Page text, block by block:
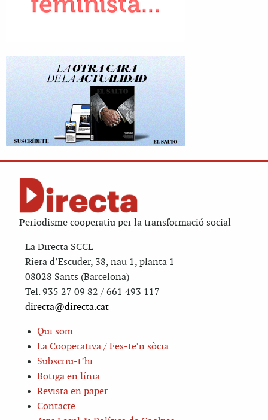
Periodisme cooperatiu per la transformació social
La Directa SCCL
Riera d’Escuder, 38, nau 1, planta 1
08028 Sants (Barcelona)
Tel. 935 27 09 82 / 661 493 117
directa@directa.cat
Qui som
La Cooperativa / Fes-te’n sòcia
Subscriu-t’hi
Botiga en línia
Revista en paper
Contacte